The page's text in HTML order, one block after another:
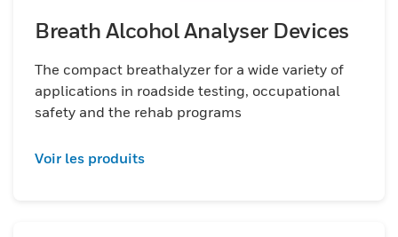
Breath Alcohol Analyser Devices
The compact breathalyzer for a wide variety of
applications in roadside testing, occupational
safety and the rehab programs
Voir les produits